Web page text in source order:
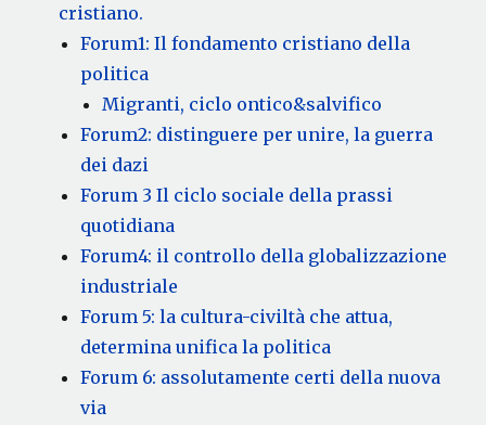
cristiano.
Forum1: Il fondamento cristiano della
politica
Migranti, ciclo ontico&salvifico
Forum2: distinguere per unire, la guerra
dei dazi
Forum 3 Il ciclo sociale della prassi
quotidiana
Forum4: il controllo della globalizzazione
industriale
Forum 5: la cultura-civiltà che attua,
determina unifica la politica
Forum 6: assolutamente certi della nuova
via